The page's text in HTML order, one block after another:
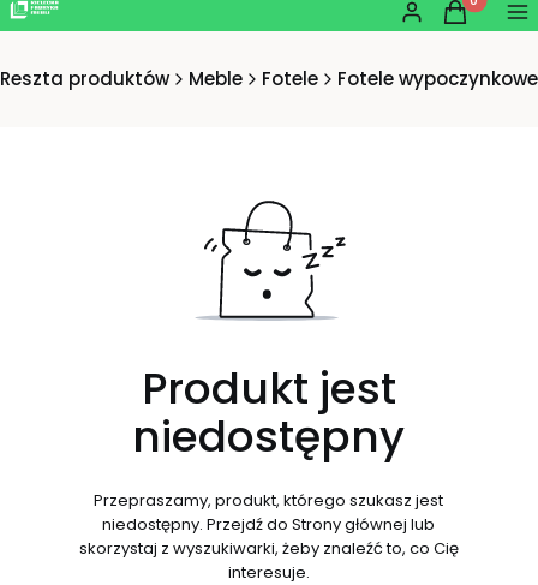
Zaloguj się
Produkty
Koszyk
Reszta produktów Meble Fotele Fotele wypoczynkowe
Produkt jest
niedostępny
Przepraszamy, produkt, którego szukasz jest
niedostępny. Przejdź do Strony głównej lub
skorzystaj z wyszukiwarki, żeby znaleźć to, co Cię
interesuje.